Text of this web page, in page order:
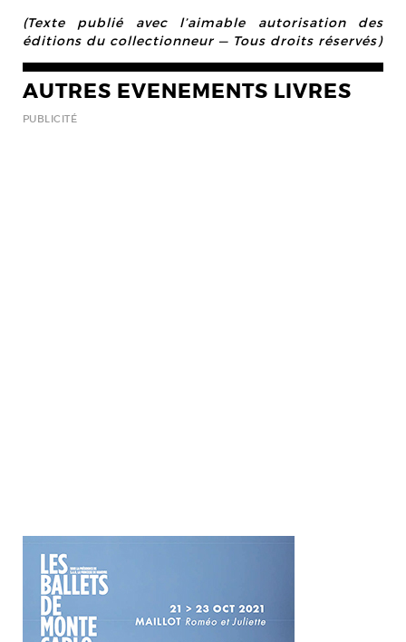
(Texte publié avec l’aimable autorisation des
éditions du collectionneur — Tous droits réservés)
AUTRES EVENEMENTS LIVRES
PUBLICITÉ